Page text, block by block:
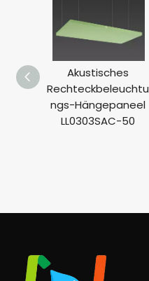
Akustisches
Rechteckbeleuchtu
ngs-Hängepaneel
LL0303SAC-50